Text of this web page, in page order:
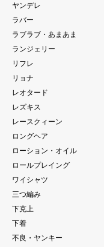
ヤンデレ
ラバー
ラブラブ・あまあま
ランジェリー
リフレ
リョナ
レオタード
レズキス
レースクィーン
ロングヘア
ローション・オイル
ロールプレイング
ワイシャツ
三つ編み
下克上
下着
不良・ヤンキー